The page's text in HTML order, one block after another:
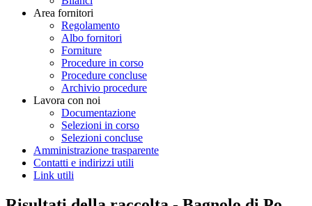
Area fornitori
Regolamento
Albo fornitori
Forniture
Procedure in corso
Procedure concluse
Archivio procedure
Lavora con noi
Documentazione
Selezioni in corso
Selezioni concluse
Amministrazione trasparente
Contatti e indirizzi utili
Link utili